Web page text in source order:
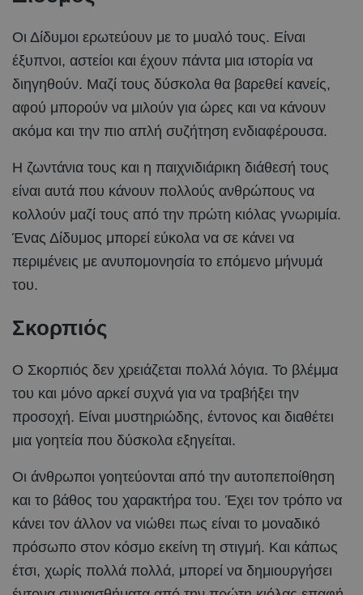
Οι Δίδυμοι ερωτεύουν με το μυαλό τους. Είναι
έξυπνοι, αστείοι και έχουν πάντα μια ιστορία να
διηγηθούν. Μαζί τους δύσκολα θα βαρεθεί κανείς,
αφού μπορούν να μιλούν για ώρες και να κάνουν
ακόμα και την πιο απλή συζήτηση ενδιαφέρουσα.
Η ζωντάνια τους και η παιχνιδιάρικη διάθεσή τους
είναι αυτά που κάνουν πολλούς ανθρώπους να
κολλούν μαζί τους από την πρώτη κιόλας γνωριμία.
Ένας Δίδυμος μπορεί εύκολα να σε κάνει να
περιμένεις με ανυπομονησία το επόμενο μήνυμά
του.
Σκορπιός
Ο Σκορπιός δεν χρειάζεται πολλά λόγια. Το βλέμμα
του και μόνο αρκεί συχνά για να τραβήξει την
προσοχή. Είναι μυστηριώδης, έντονος και διαθέτει
μια γοητεία που δύσκολα εξηγείται.
Οι άνθρωποι γοητεύονται από την αυτοπεποίθηση
και το βάθος του χαρακτήρα του. Έχει τον τρόπο να
κάνει τον άλλον να νιώθει πως είναι το μοναδικό
πρόσωπο στον κόσμο εκείνη τη στιγμή. Και κάπως
έτσι, χωρίς πολλά πολλά, μπορεί να δημιουργήσει